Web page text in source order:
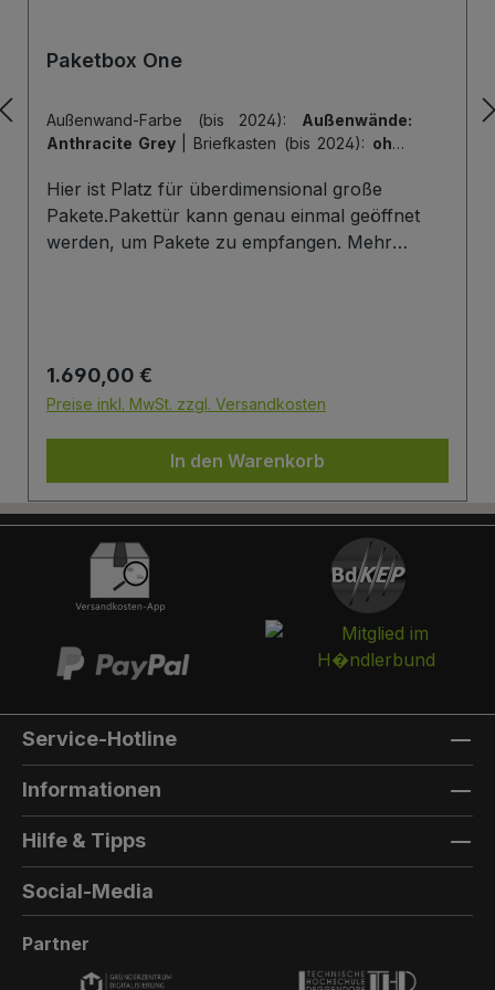
Paketbox One
Außenwand-Farbe (bis 2024): Außenwände:
Anthracite Grey
Briefkasten (bis 2024): ohne
Hintertür | Tiefe der Paketbox (bis 2024):
cm Außenmaß (Standard) | Tür-Farbe (bis
2024):Tür: Anthracite Grey
Hier ist Platz für überdimensional große
Pakete.Pakettür kann genau einmal geöffnet
werden, um Pakete zu empfangen. Mehr
Die Tür wird immer mit einem Halbzylinder
ausgestattet. Das heißt, Sie können den selben
Ihrer Haustüre haben und die Paketbox mit
dem selben Schlüssel öffnen.
Briefkasten:Optional kann ein Briefkasten
integriert werden. Die Post landet in einem
separaten und absperrbaren Auffangkorb.
Hintertür:Auf der Rückseite können Sie eine
Hintertür integrieren. Die Farbe der Hintertür ist
immer die gleiche Farbe, wie die Türfarbe
vorne. Außenmaterial: 8mm HPL(High
Firma Trespa Bei Sonderfarbe: Bezeichnung
der TürfarbeGeben Sie hier den Namen Ihrer
Wunschfarbe an.Die Lieferzeit bei
Sonderfarben verlängert sich um 5 bis 6
AußenfarbeGeben Sie hier den Namen der
Wunschfarbe an.Hinweis: Falls Sie die Türfarbe
in der selben Farbe wie die Außenwandfarbe
berechnet wird.Die Lieferzeit bei Sonderfarben
Regulärer Preis:
1.690,00 €
Preise inkl. MwSt. zzgl. Versandkosten
In den Warenkorb
Service-Hotline
Informationen
Hilfe & Tipps
Social-Media
Partner